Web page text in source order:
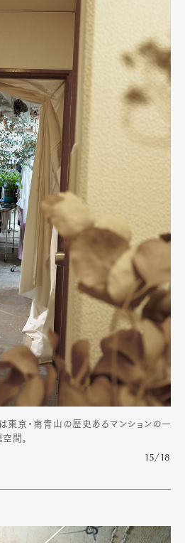
東京・南青山の歴史あるマンションの一
間。
15/18